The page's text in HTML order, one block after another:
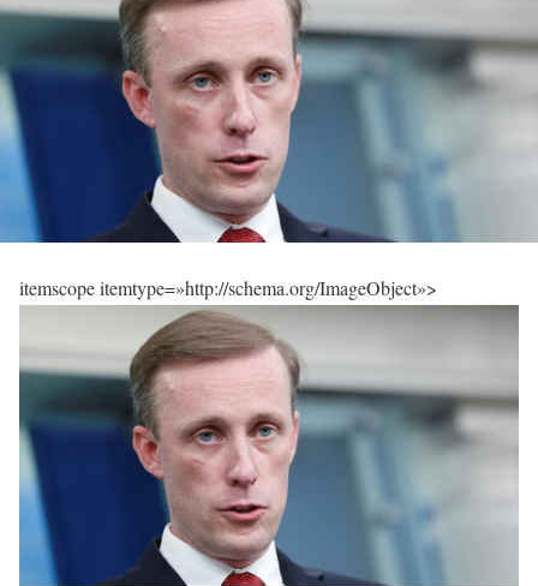
itemscope itemtype=»http://schema.org/ImageObject»>